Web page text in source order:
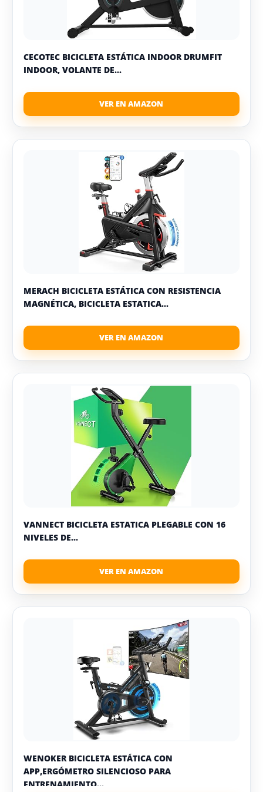
CECOTEC BICICLETA ESTÁTICA INDOOR DRUMFIT
INDOOR, VOLANTE DE...
MERACH BICICLETA ESTÁTICA CON RESISTENCIA
MAGNÉTICA, BICICLETA ESTATICA...
VANNECT BICICLETA ESTATICA PLEGABLE CON 16
NIVELES DE...
WENOKER BICICLETA ESTÁTICA CON
APP,ERGÓMETRO SILENCIOSO PARA
ENTRENAMIENTO...